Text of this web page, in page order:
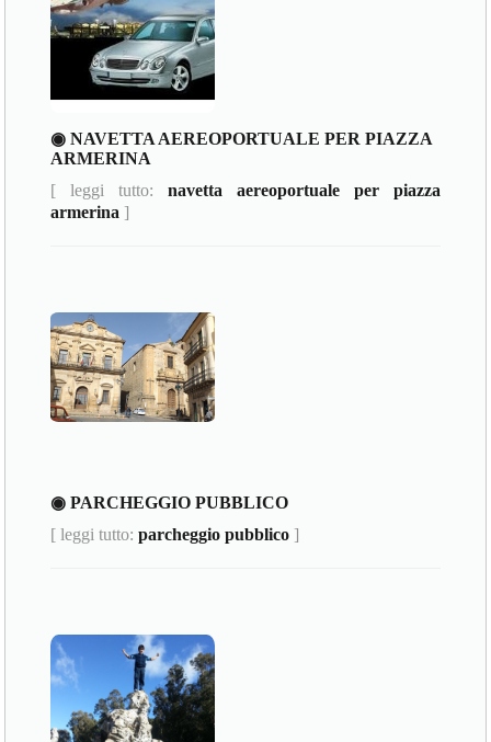
◉ NAVETTA AEREOPORTUALE PER PIAZZA
ARMERINA
[ leggi tutto: navetta aereoportuale per piazza
armerina ]
◉ PARCHEGGIO PUBBLICO
[ leggi tutto:parcheggio pubblico ]